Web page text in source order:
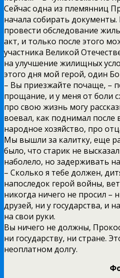
Сейчас одна из племянниц
начала собирать документы.
провести обследование
акт, и только после этого
участника Великой
на улучшение жилищных
этого дня мой герой, один
– Вы приезжайте почаще, –
прощание, и у меня от боли
про свою жизнь могу
воевал, как поднимал
народное хозяйство, про
Мы вышли за калитку, еще
было, что старик не
наболело, но задерживать
– Сколько я тебе должен,
напоследок герой войны,
никогда ничего не просил –
друзей, ни у государства, и
на свои руки.
Вы ничего не должны,
ни государству, ни стране.
неоплатном долгу.